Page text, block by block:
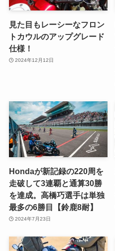
見た目もレーシーなフロン
トカウルのアップグレード
仕様！
2024年12月12日
Hondaが新記録の220周を
走破して3連覇と通算30勝
を達成。高橋巧選手は単独
最多の6勝目【鈴鹿8耐】
2024年7月23日